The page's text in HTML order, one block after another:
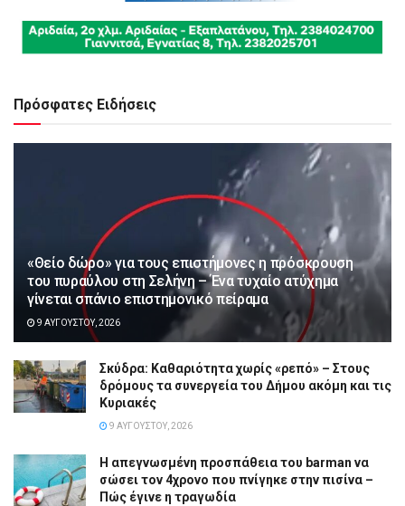
Πρόσφατες Ειδήσεις
«Θείο δώρο» για τους επιστήμονες η πρόσκρουση
του πυραύλου στη Σελήνη – Ένα τυχαίο ατύχημα
γίνεται σπάνιο επιστημονικό πείραμα
9 ΑΥΓΟΎΣΤΟΥ, 2026
Σκύδρα: Καθαριότητα χωρίς «ρεπό» – Στους
δρόμους τα συνεργεία του Δήμου ακόμη και τις
Κυριακές
9 ΑΥΓΟΎΣΤΟΥ, 2026
Η απεγνωσμένη προσπάθεια του barman να
σώσει τον 4χρονο που πνίγηκε στην πισίνα –
Πώς έγινε η τραγωδία